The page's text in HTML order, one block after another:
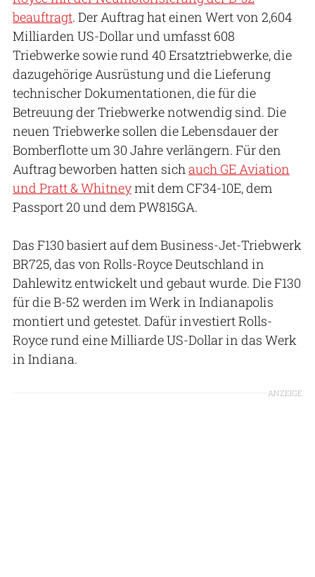
beauftragt. Der Auftrag hat einen Wert von 2,604
Milliarden US-Dollar und umfasst 608
Triebwerke sowie rund 40 Ersatztriebwerke, die
dazugehörige Ausrüstung und die Lieferung
technischer Dokumentationen, die für die
Betreuung der Triebwerke notwendig sind. Die
neuen Triebwerke sollen die Lebensdauer der
Bomberflotte um 30 Jahre verlängern. Für den
Auftrag beworben hatten sich auch GE Aviation
und Pratt & Whitneymit dem CF34-10E, dem
Passport 20 und dem PW815GA.
Das F130 basiert auf dem Business-Jet-Triebwerk
BR725, das von Rolls-Royce Deutschland in
Dahlewitz entwickelt und gebaut wurde. Die F130
für die B-52 werden im Werk in Indianapolis
montiert und getestet. Dafür investiert Rolls-
Royce rund eine Milliarde US-Dollar in das Werk
in Indiana.
ANZEIGE